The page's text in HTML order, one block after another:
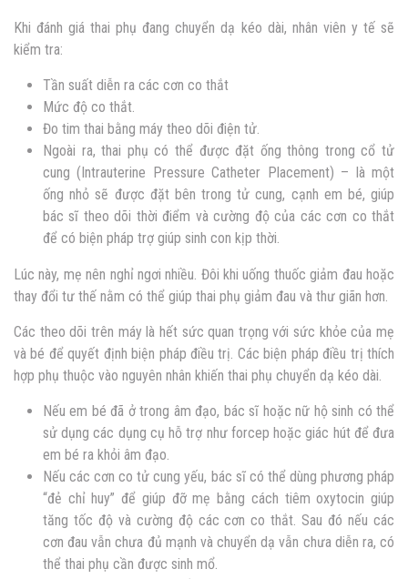
Khi đánh giá thai phụ đang chuyển dạ kéo dài, nhân viên y tế sẽ
kiểm tra:
Tần suất diễn ra các cơn co thắt
Mức độ co thắt.
Đo tim thai bằng máy theo dõi điện tử.
Ngoài ra, thai phụ có thể được đặt ống thông trong cổ tử
cung (Intrauterine Pressure Catheter Placement) – là một
ống nhỏ sẽ được đặt bên trong tử cung, cạnh em bé, giúp
bác sĩ theo dõi thời điểm và cường độ của các cơn co thắt
để có biện pháp trợ giúp sinh con kịp thời.
Lúc này, mẹ nên nghỉ ngơi nhiều. Đôi khi uống thuốc giảm đau hoặc
thay đổi tư thế nằm có thể giúp thai phụ giảm đau và thư giãn hơn.
Các theo dõi trên máy là hết sức quan trọng với sức khỏe của mẹ
và bé để quyết định biện pháp điều trị. Các biện pháp điều trị thích
hợp phụ thuộc vào nguyên nhân khiến thai phụ chuyển dạ kéo dài.
Nếu em bé đã ở trong âm đạo, bác sĩ hoặc nữ hộ sinh có thể
sử dụng các dụng cụ hỗ trợ như forcep hoặc giác hút để đưa
em bé ra khỏi âm đạo.
Nếu các cơn co tử cung yếu, bác sĩ có thể dùng phương pháp
“đẻ chỉ huy” để giúp đỡ mẹ bằng cách tiêm oxytocin giúp
tăng tốc độ và cường độ các cơn co thắt. Sau đó nếu các
cơn đau vẫn chưa đủ mạnh và chuyển dạ vẫn chưa diễn ra, có
thể thai phụ cần được sinh mổ.